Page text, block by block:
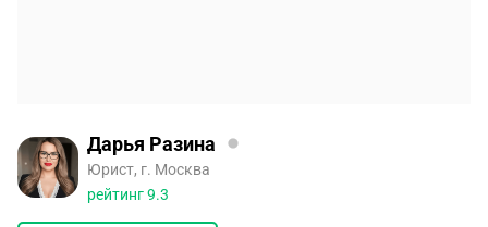
Дарья Разина
Юрист, г. Москва
рейтинг9.3